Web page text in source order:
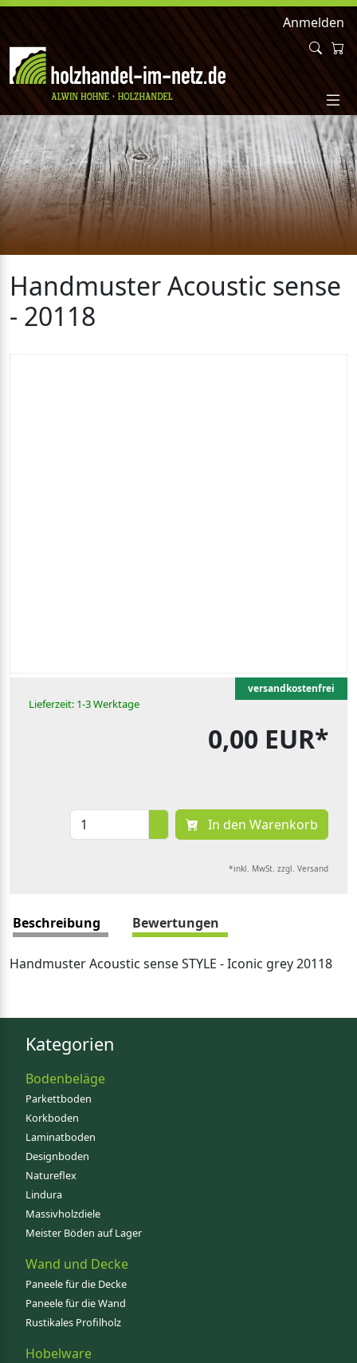
Anmelden
Handmuster Acoustic sense
- 20118
versandkostenfrei
Lieferzeit: 1-3 Werktage
0,00 EUR*
In den Warenkorb
*inkl. MwSt. zzgl. Versand
Beschreibung Bewertungen
Handmuster Acoustic sense STYLE - Iconic grey 20118
Kategorien
Bodenbeläge
Parkettboden
Korkboden
Laminatboden
Designboden
Natureflex
Lindura
Massivholzdiele
Meister Böden auf Lager
Wand und Decke
Paneele für die Decke
Paneele für die Wand
Rustikales Profilholz
Hobelware